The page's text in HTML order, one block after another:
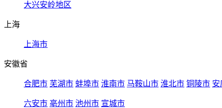
大兴安岭地区
上海
上海市
安徽省
合肥市 芜湖市 蚌埠市 淮南市 马鞍山市 淮北市 铜陵市 安
六安市 亳州市 池州市 宣城市